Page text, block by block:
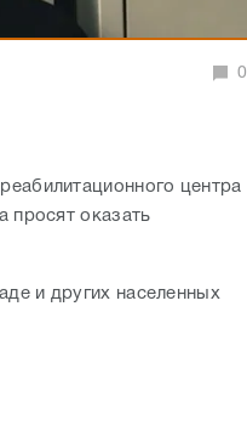
0
центра
просят оказать
и других населенных